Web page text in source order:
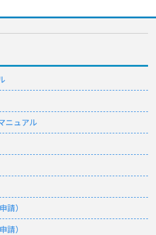
ニュアル
請）
請）